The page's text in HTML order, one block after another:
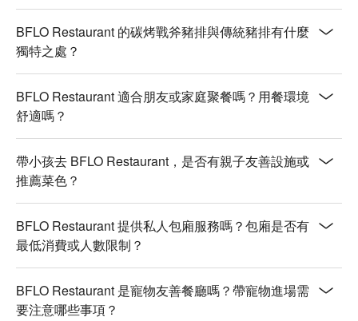
BFLO Restaurant 的碳烤戰斧豬排與傳統豬排有什麼
獨特之處？
BFLO Restaurant 適合朋友或家庭聚餐嗎？用餐環境
舒適嗎？
帶小孩去 BFLO Restaurant，是否有親子友善設施或
推薦菜色？
BFLO Restaurant 提供私人包廂服務嗎？包廂是否有
最低消費或人數限制？
BFLO Restaurant 是寵物友善餐廳嗎？帶寵物進場需
要注意哪些事項？